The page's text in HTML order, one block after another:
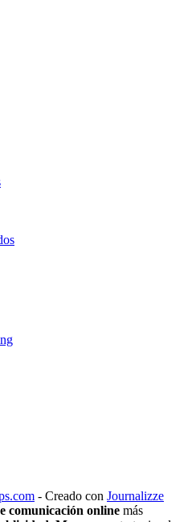
- Creado con Journalizze
comunicación online más